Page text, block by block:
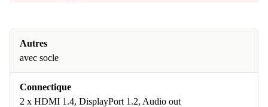
Autres
avec socle
Connectique
2 x HDMI 1.4, DisplayPort 1.2, Audio out